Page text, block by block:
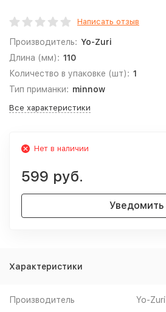
Написать отзыв
Производитель: Yo-Zuri
Длина (мм): 110
Количество в упаковке (шт): 1
Тип приманки: minnow
Все характеристики
Нет в наличии
599 руб.
Уведомить
Характеристики
Производитель Yo-Zuri